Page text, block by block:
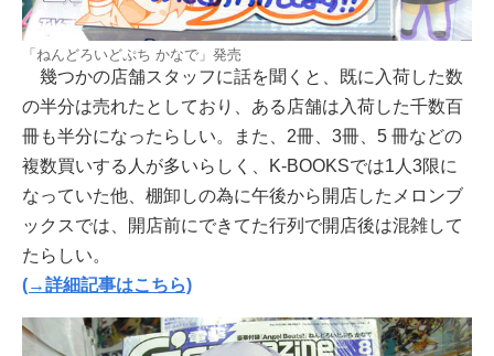
「ねんどろいどぷち かなで」発売
幾つかの店舗スタッフに話を聞くと、既に入荷した数
の半分は売れたとしており、ある店舗は入荷した千数百
冊も半分になったらしい。また、2冊、3冊、5 冊などの
複数買いする人が多いらしく、K-BOOKSでは1人3限に
なっていた他、棚卸しの為に午後から開店したメロンブ
ックスでは、開店前にできてた行列で開店後は混雑して
たらしい。
(→詳細記事はこちら)